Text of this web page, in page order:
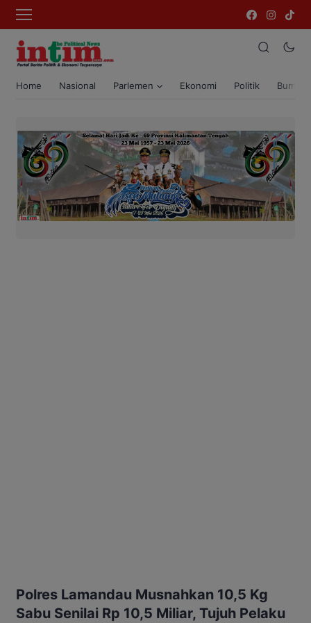
Home Nasional Parlemen Ekonomi Politik Bumi
Polres Lamandau Musnahkan 10,5 Kg
Sabu Senilai Rp 10,5 Miliar, Tujuh Pelaku